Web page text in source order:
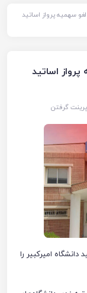
سهمیه پرواز اساتید
اساتید
پرینت گرفتن
امیرکبیر را